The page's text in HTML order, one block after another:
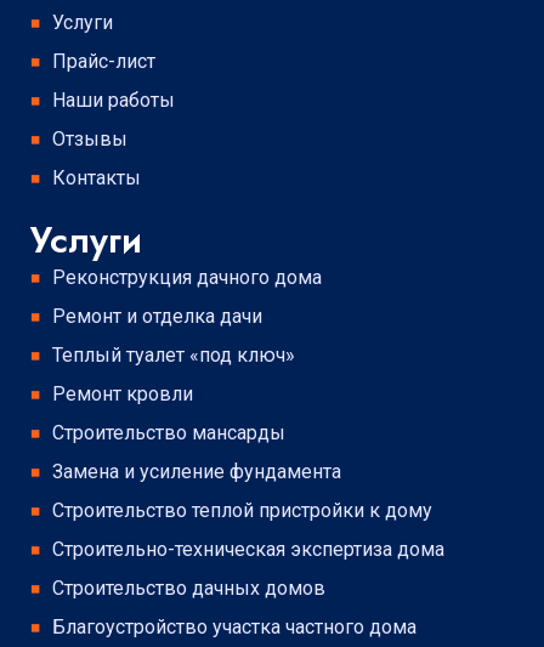
Услуги
Прайс-лист
Наши работы
Отзывы
Контакты
Услуги
Реконструкция дачного дома
Ремонт и отделка дачи
Теплый туалет «под ключ»
Ремонт кровли
Строительство мансарды
Замена и усиление фундамента
Строительство теплой пристройки к дому
Строительно-техническая экспертиза дома
Строительство дачных домов
Благоустройство участка частного дома